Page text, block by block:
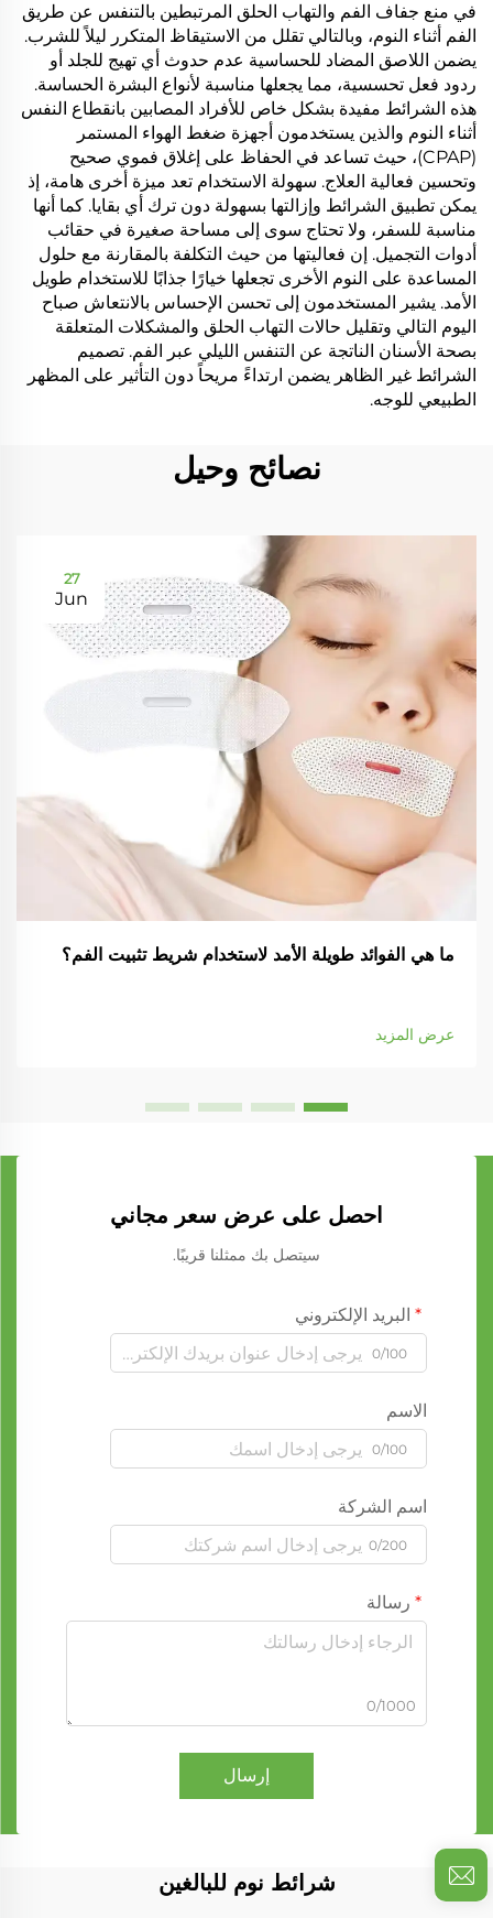
في منع جفاف الفم والتهاب الحلق المرتبطين بالتنفس عن طريق
الفم أثناء النوم، وبالتالي تقلل من الاستيقاظ المتكرر ليلاً للشرب.
يضمن اللاصق المضاد للحساسية عدم حدوث أي تهيج للجلد أو
ردود فعل تحسسية، مما يجعلها مناسبة لأنواع البشرة الحساسة.
هذه الشرائط مفيدة بشكل خاص للأفراد المصابين بانقطاع النفس
أثناء النوم والذين يستخدمون أجهزة ضغط الهواء المستمر
(CPAP)، حيث تساعد في الحفاظ على إغلاق فموي صحيح
وتحسين فعالية العلاج. سهولة الاستخدام تعد ميزة أخرى هامة، إذ
يمكن تطبيق الشرائط وإزالتها بسهولة دون ترك أي بقايا. كما أنها
مناسبة للسفر، ولا تحتاج سوى إلى مساحة صغيرة في حقائب
أدوات التجميل. إن فعاليتها من حيث التكلفة بالمقارنة مع حلول
المساعدة على النوم الأخرى تجعلها خيارًا جذابًا للاستخدام طويل
الأمد. يشير المستخدمون إلى تحسن الإحساس بالانتعاش صباح
اليوم التالي وتقليل حالات التهاب الحلق والمشكلات المتعلقة
بصحة الأسنان الناتجة عن التنفس الليلي عبر الفم. تصميم
الشرائط غير الظاهر يضمن ارتداءً مريحاً دون التأثير على المظهر
الطبيعي للوجه.
نصائح وحيل
27
Jun
ما هي الفوائد طويلة الأمد لاستخدام شريط تثبيت الفم؟
عرض المزيد
احصل على عرض سعر مجاني
سيتصل بك ممثلنا قريبًا.
البريد الإلكتروني
0/100
الاسم
0/100
اسم الشركة
0/200
رسالة
0/1000
إرسال
شرائط نوم للبالغين